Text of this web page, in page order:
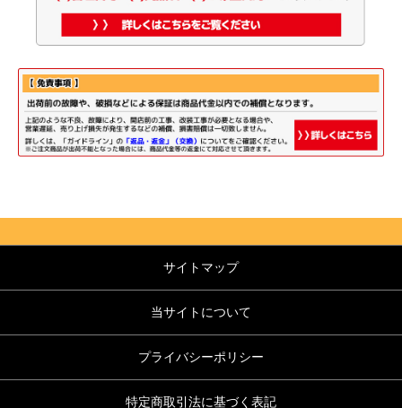
サイトマップ
当サイトについて
プライバシーポリシー
特定商取引法に基づく表記